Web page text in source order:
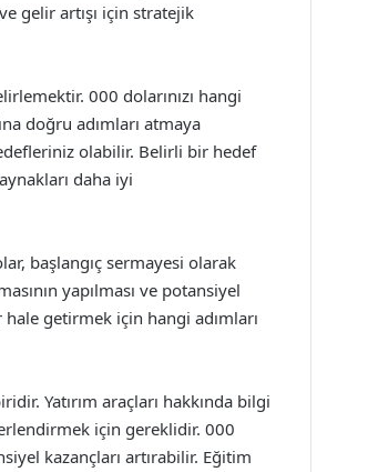
gelir artışı için stratejik
000 dolarınızı hangi
doğru adımları atmaya
olabilir. Belirli bir hedef
daha iyi
başlangıç sermayesi olarak
yapılması ve potansiyel
getirmek için hangi adımları
Yatırım araçları hakkında bilgi
için gereklidir. 000
kazançları artırabilir. Eğitim